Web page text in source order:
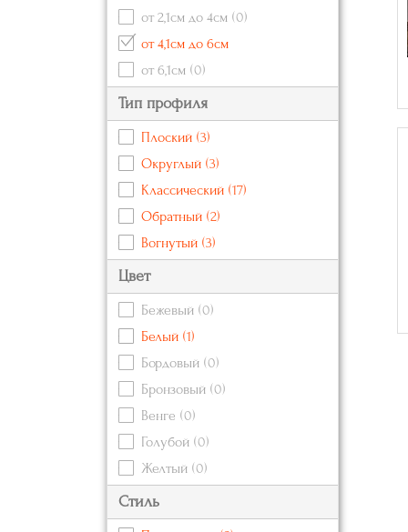
от 2,1см до 4см (0)
от 4,1см до 6см
от 6,1см (0)
Тип профиля
Плоский (3)
Округлый (3)
Классический (17)
Обратный (2)
Вогнутый (3)
Цвет
Бежевый (0)
Белый (1)
Бордовый (0)
Бронзовый (0)
Венге (0)
Голубой (0)
Желтый (0)
Золотой
Стиль